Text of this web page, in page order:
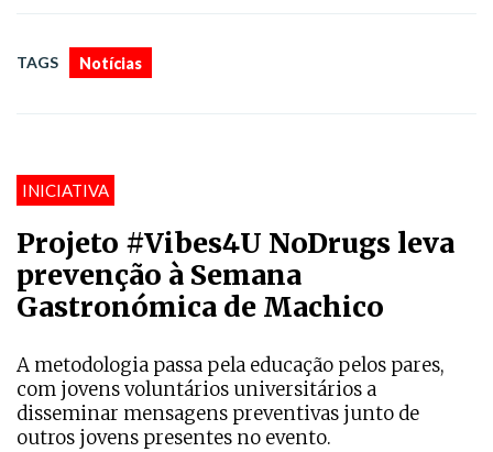
TAGS Notícias
INICIATIVA
Projeto #Vibes4U NoDrugs leva
prevenção à Semana
Gastronómica de Machico
A metodologia passa pela educação pelos pares,
com jovens voluntários universitários a
disseminar mensagens preventivas junto de
outros jovens presentes no evento.